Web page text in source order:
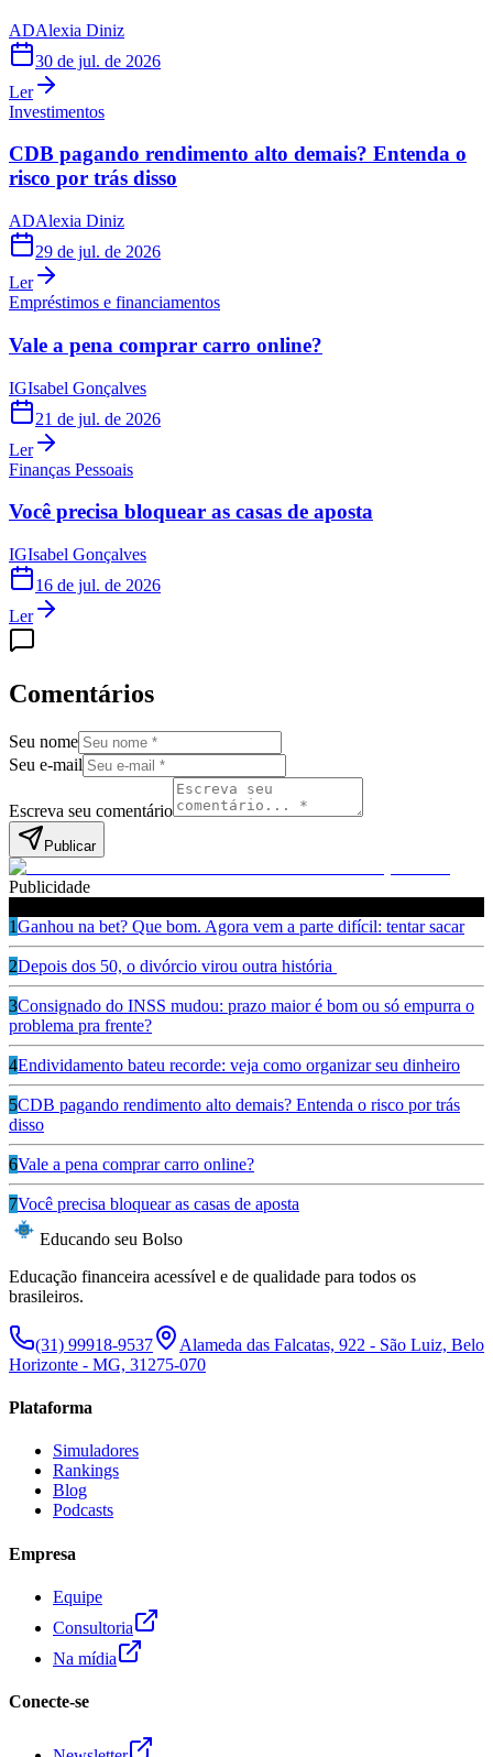
ADAlexia Diniz
30 de jul. de 2026
Ler
Investimentos
CDB pagando rendimento alto demais? Entenda o
risco por trás disso
ADAlexia Diniz
29 de jul. de 2026
Ler
Empréstimos e financiamentos
Vale a pena comprar carro online?
IGIsabel Gonçalves
21 de jul. de 2026
Ler
Finanças Pessoais
Você precisa bloquear as casas de aposta
IGIsabel Gonçalves
16 de jul. de 2026
Ler
Comentários
Seu nome
Seu e-mail
Escreva seu comentário
Publicar
Publicidade
1Ganhou na bet? Que bom. Agora vem a parte difícil: tentar sacar
2Depois dos 50, o divórcio virou outra história
3Consignado do INSS mudou: prazo maior é bom ou só empurra o
problema pra frente?
4Endividamento bateu recorde: veja como organizar seu dinheiro
5CDB pagando rendimento alto demais? Entenda o risco por trás
disso
6Vale a pena comprar carro online?
7Você precisa bloquear as casas de aposta
Educando seu Bolso
Educação financeira acessível e de qualidade para todos os
brasileiros.
(31) 99918-9537
Alameda das Falcatas, 922 - São Luiz, Belo
Horizonte - MG, 31275-070
Plataforma
Simuladores
Rankings
Blog
Podcasts
Empresa
Equipe
Consultoria
Na mídia
Conecte-se